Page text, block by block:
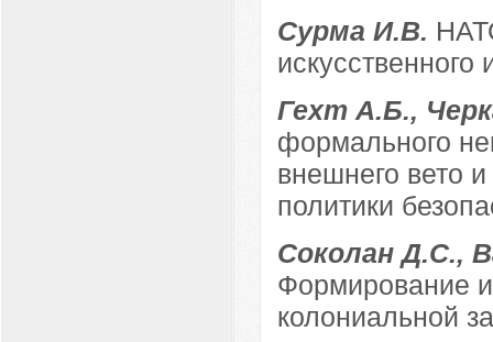
Сурма И.В.
искусственного
Гехт А.Б.,
формального
внешнего вето
политики
Соколан Д.С.,
Формирование и
колониальной